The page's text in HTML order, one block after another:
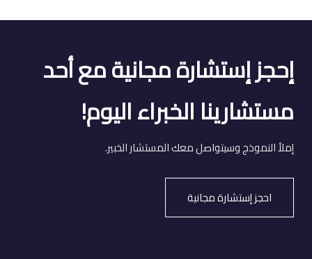
إحجز إستشارة مجانية مع أحد
مستشارينا الخبراء اليوم!
إملأ النموذج وسيتواصل معك المستشار الخبير.
احجز إستشارة مجانية